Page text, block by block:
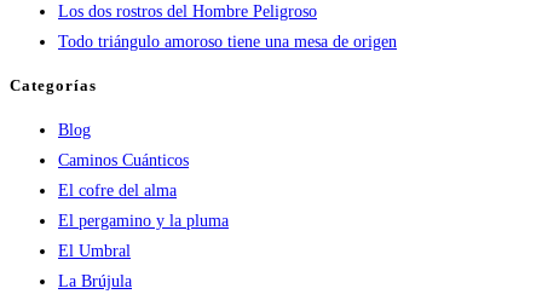
Los dos rostros del Hombre Peligroso
Todo triángulo amoroso tiene una mesa de origen
Categorías
Blog
Caminos Cuánticos
El cofre del alma
El pergamino y la pluma
El Umbral
La Brújula